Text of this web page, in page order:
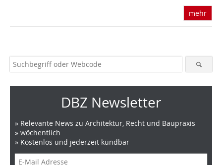
mehr
DBZ Newsletter
» Relevante News zu Architektur, Recht und Baupraxis
» wöchentlich
» Kostenlos und jederzeit kündbar